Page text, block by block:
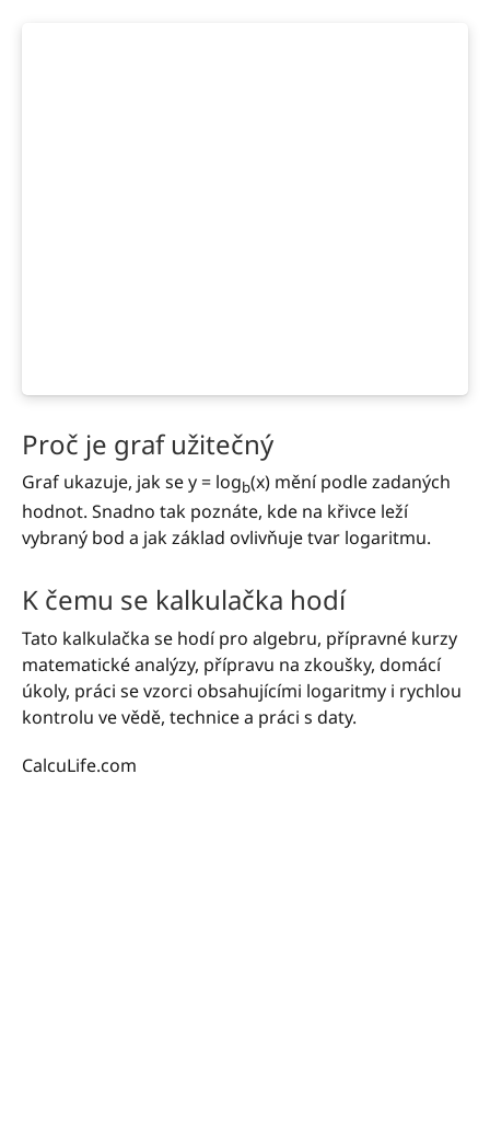
Proč je graf užitečný
Graf ukazuje, jak se y = logb(x) mění podle zadaných
hodnot. Snadno tak poznáte, kde na křivce leží
vybraný bod a jak základ ovlivňuje tvar logaritmu.
K čemu se kalkulačka hodí
Tato kalkulačka se hodí pro algebru, přípravné kurzy
matematické analýzy, přípravu na zkoušky, domácí
úkoly, práci se vzorci obsahujícími logaritmy i rychlou
kontrolu ve vědě, technice a práci s daty.
CalcuLife.com